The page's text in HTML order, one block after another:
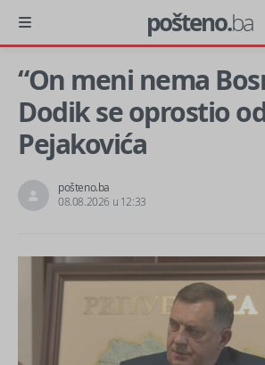
pošteno.ba
“On meni nema
Dodik se oprostio
Pejakovića
pošteno.ba
08.08.2026 u 12:33